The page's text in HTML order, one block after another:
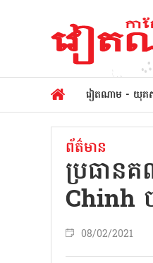
វៀតណាម - យុគ
ព័ត៌មាន
ប្រធាន
Chinh
08/02/2021